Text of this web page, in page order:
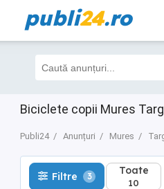
publi24.ro
Biciclete copii Mures
Publi24 Anunțuri Mures
Filtre 3 Toate
10
Filtre 3 Toate
10